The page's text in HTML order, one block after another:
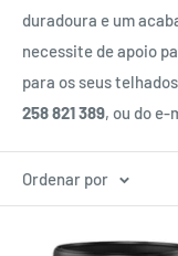
duradoura e um
necessite de apoio
para os seus
258 821 389, ou do e-
Ordenar por